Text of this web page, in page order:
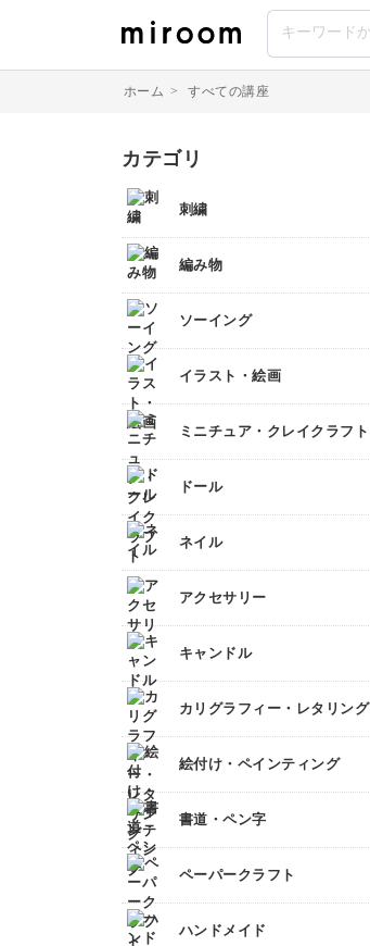
ホーム > すべての講座
カテゴリ
刺繍
すべて
伝統刺繍
その他刺繍
パンチニードル
刺し子
クロスステッチ
オートクチュール刺繍
リボン刺繍
ビーズ刺繍
フランス刺繍
ソウタシエ
編み物
すべて
棒針編み
かぎ針編み
レース編み
マクラメ
クラフトバンド
あみぐるみ
ソーイング
すべて
パッチワーク
布小物
和裁
洋裁
イラスト・絵画
すべて
デッサン
ボールペンイラスト
アクリル絵の具
アルコールインクアート
コピック
パステルアート
色鉛筆
油絵
水彩画
デジタルイラスト
日本画
ミニチュア・クレイクラフト
すべて
フェイクスイーツ
ミニチュアフード
ミニチュア雑貨
ドール
すべて
ドール服
ドールハウス
ネイル
すべて
ネイル検定
スカルプネイル
ネイルケア
ジェルネイル
アクセサリー
すべて
プラバンアクセサリー
クレイ
レジンアクセサリー
ワイヤーアクセサリー
ビーズアクセサリー
キャンドル
すべて
キャンドルホルダー
マーブルキャンドル
スイーツキャンドル
ソイキャンドル
ジェルキャンドル
ボタニカルキャンドル
韓国キャンドル
カリグラフィー・レタリング
すべて
カリグラフィー
レタリング
絵付け・ペインティング
すべて
ポーセラーツ
トールペイント
上絵付け
書道・ペン字
すべて
ペン字
筆文字
ペーパークラフト
すべて ハンドメイド